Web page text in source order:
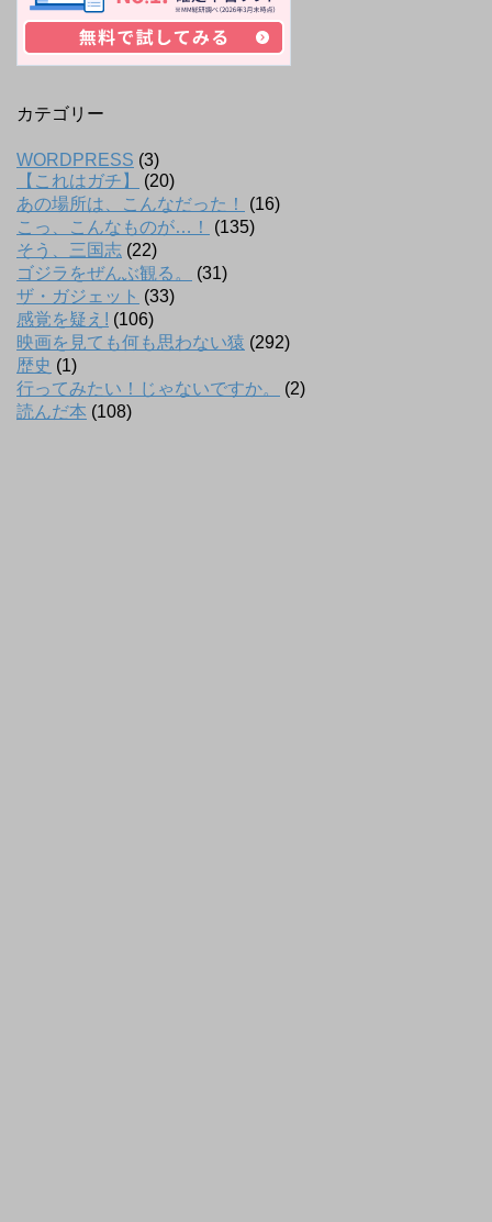
カテゴリー
WORDPRESS (3)
【これはガチ】
(20)
あの場所は、こんなだった！
(16)
こっ、こんなものが…！
(135)
そう、三国志 (22)
ゴジラをぜんぶ観る。
(31)
ザ・ガジェット (33)
感覚を疑え! (106)
映画を見ても何も思わない猿 (292)
歴史 (1)
行ってみたい！じゃないですか。
(2)
読んだ本 (108)